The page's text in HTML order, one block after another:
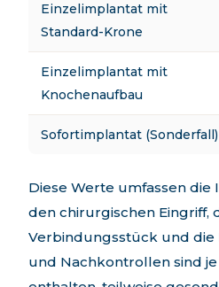
Einzelimplantat mit
Standard-Krone
Einzelimplantat mit
Knochenaufbau
Sofortimplantat (Sonderfall)
Diese Werte umfassen die
den chirurgischen Eingriff,
Verbindungsstück und die
und Nachkontrollen sind je